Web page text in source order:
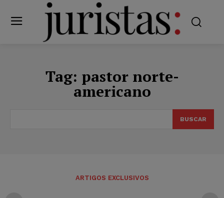
Tag: pastor norte-
americano
BUSCAR
ARTIGOS EXCLUSIVOS